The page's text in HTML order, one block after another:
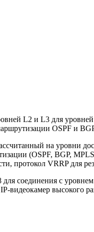
L2 и L3 для
OSPF и
на уровни
(OSPF, BGP,
протокол VRRP для
соединения с
видеокамер высокого